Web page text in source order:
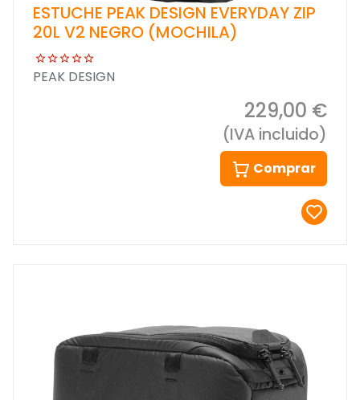
ESTUCHE PEAK DESIGN EVERYDAY ZIP
20L V2 NEGRO (MOCHILA)
PEAK DESIGN
229,00 €
(IVA incluido)
Comprar